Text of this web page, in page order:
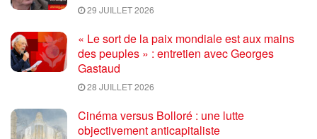
29 JUILLET 2026
« Le sort de la paix mondiale est aux mains
des peuples » : entretien avec Georges
Gastaud
28 JUILLET 2026
Cinéma versus Bolloré : une lutte
objectivement anticapitaliste